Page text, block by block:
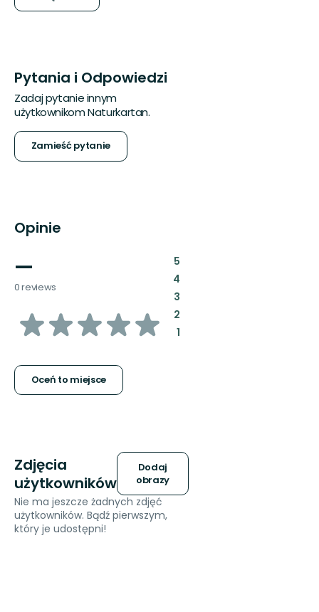
Pytania i Odpowiedzi
Zadaj pytanie innym
użytkownikom Naturkartan.
Zamieść pytanie
Opinie
—
0 reviews
z
gwiazdek
Oceń to miejsce
5:
4:
3:
2:
1:
Zdjęcia
użytkowników
Dodaj
obrazy
Nie ma jeszcze żadnych zdjęć
użytkowników. Bądź pierwszym,
który je udostępni!